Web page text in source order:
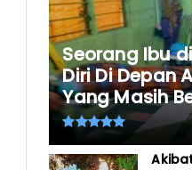
Seorang Ibu
Diri Di Depan
Yang Masih